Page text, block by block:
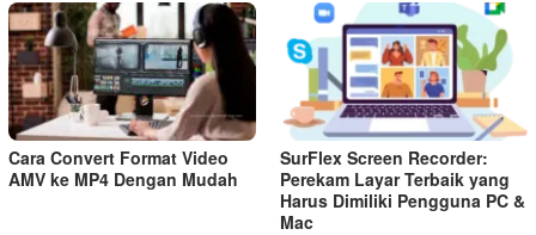
Cara Convert Format Video
AMV ke MP4 Dengan Mudah
SurFlex Screen Recorder:
Perekam Layar Terbaik yang
Harus Dimiliki Pengguna PC &
Mac